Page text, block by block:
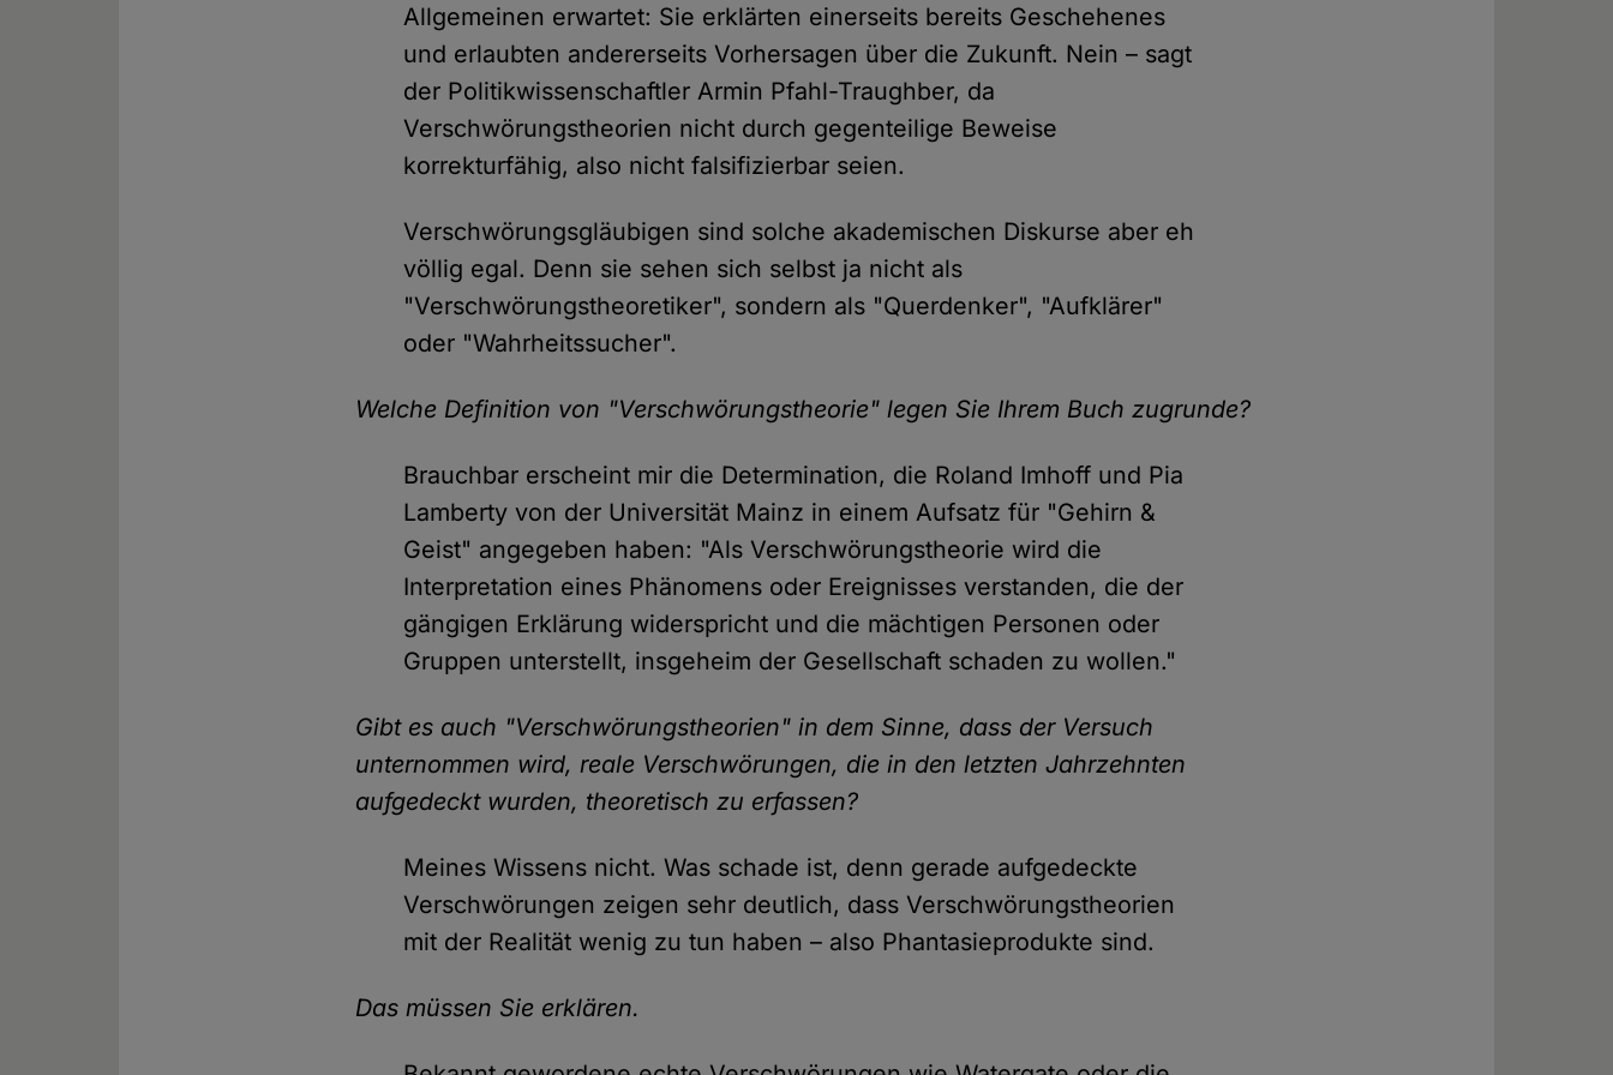
Allgemeinen erwartet: Sie erklärten einerseits bereits Geschehenes
und erlaubten andererseits Vorhersagen über die Zukunft. Nein – sagt
der Politikwissenschaftler Armin Pfahl-Traughber, da
Verschwörungstheorien nicht durch gegenteilige Beweise
korrekturfähig, also nicht falsifizierbar seien.
Verschwörungsgläubigen sind solche akademischen Diskurse aber eh
völlig egal. Denn sie sehen sich selbst ja nicht als
"Verschwörungstheoretiker", sondern als "Querdenker", "Aufklärer"
oder "Wahrheitssucher".
Welche Definition von "Verschwörungstheorie" legen Sie Ihrem Buch zugrunde?
Brauchbar erscheint mir die Determination, die Roland Imhoff und Pia
Lamberty von der Universität Mainz in einem Aufsatz für "Gehirn &
Geist" angegeben haben: "Als Verschwörungstheorie wird die
Interpretation eines Phänomens oder Ereignisses verstanden, die der
gängigen Erklärung widerspricht und die mächtigen Personen oder
Gruppen unterstellt, insgeheim der Gesellschaft schaden zu wollen."
Gibt es auch "Verschwörungstheorien" in dem Sinne, dass der Versuch
unternommen wird, reale Verschwörungen, die in den letzten Jahrzehnten
aufgedeckt wurden, theoretisch zu erfassen?
Meines Wissens nicht. Was schade ist, denn gerade aufgedeckte
Verschwörungen zeigen sehr deutlich, dass Verschwörungstheorien
mit der Realität wenig zu tun haben – also Phantasieprodukte sind.
Das müssen Sie erklären.